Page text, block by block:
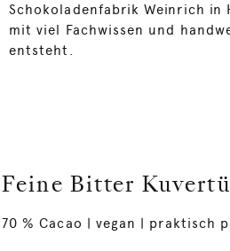
Schokoladenfabrik Weinrich in
mit viel Fachwissen und
entsteht.
Feine Bitter
70 % Cacao | vegan | praktisch